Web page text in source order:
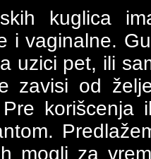
kuglica
i vaginalne.
uzici pet, ili
zavisi od
korišcenja
mogli za